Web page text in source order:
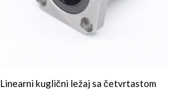
Linearni kuglični ležaj sa četvrtastom